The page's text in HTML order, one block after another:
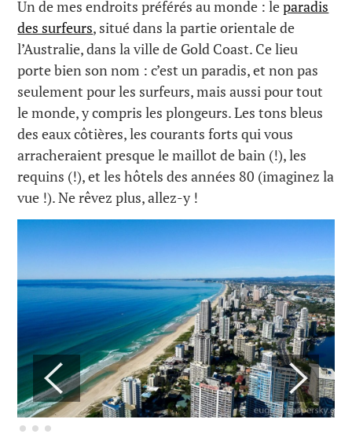
Un de mes endroits préférés au monde : leparadis
des surfeurs, situé dans la partie orientale de
l’Australie, dans la ville de Gold Coast. Ce lieu
porte bien son nom : c’est un paradis, et non pas
seulement pour les surfeurs, mais aussi pour tout
le monde, y compris les plongeurs. Les tons bleus
des eaux côtières, les courants forts qui vous
arracheraient presque le maillot de bain (!), les
requins (!), et les hôtels des années 80 (imaginez la
vue !). Ne rêvez plus, allez-y !